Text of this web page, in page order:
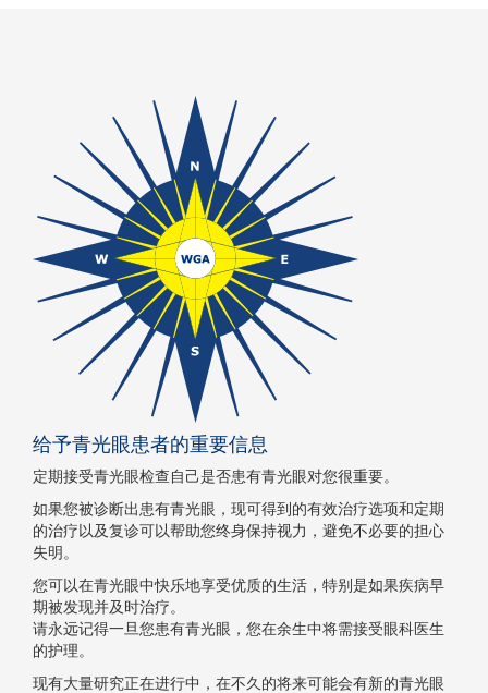
给予青光眼患者的重要信息
定期接受青光眼检查自己是否患有青光眼对您很重要。
如果您被诊断出患有青光眼，现可得到的有效治疗选项和定期
的治疗以及复诊可以帮助您终身保持视力，避免不必要的担心
失明。
您可以在青光眼中快乐地享受优质的生活，特别是如果疾病早
期被发现并及时治疗。
请永远记得一旦您患有青光眼，您在余生中将需接受眼科医生
的护理。
现有大量研究正在进行中，在不久的将来可能会有新的青光眼